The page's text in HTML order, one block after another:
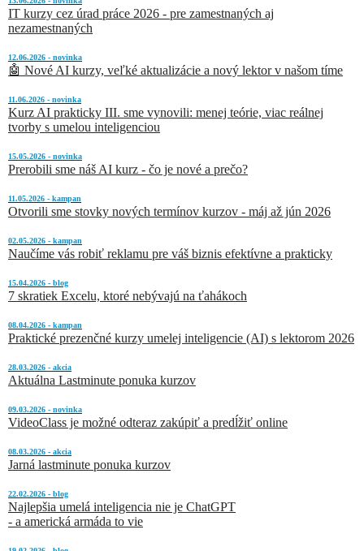
IT kurzy cez úrad práce 2026 - pre zamestnaných aj
nezamestnaných
12.06.2026 - novinka
🤖 Nové AI kurzy, veľké aktualizácie a nový lektor v našom tíme
11.06.2026 - novinka
Kurz AI prakticky III. sme vynovili: menej teórie, viac reálnej
tvorby s umelou inteligenciou
15.05.2026 - novinka
Prerobili sme náš AI kurz - čo je nové a prečo?
11.05.2026 - kampan
Otvorili sme stovky nových termínov kurzov - máj až jún 2026
02.05.2026 - kampan
Naučíme vás robiť reklamu pre váš biznis efektívne a prakticky
15.04.2026 - blog
7 skratiek Excelu, ktoré nebývajú na ťahákoch
08.04.2026 - kampan
Praktické prezenčné kurzy umelej inteligencie (AI) s lektorom 2026
28.03.2026 - akcia
Aktuálna Lastminute ponuka kurzov
09.03.2026 - novinka
VideoClass je možné odteraz zakúpiť a predĺžiť online
08.03.2026 - akcia
Jarná lastminute ponuka kurzov
22.02.2026 - blog
Najlepšia umelá inteligencia nie je ChatGPT
- a americká armáda to vie